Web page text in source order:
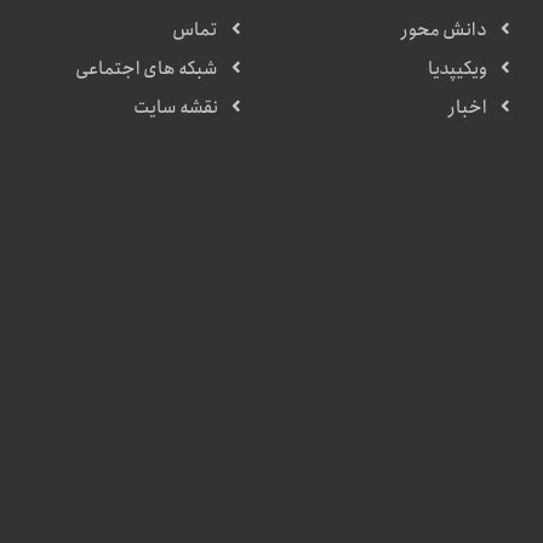
دانش محور
ویکیپدیا
اخبار
تماس
شبکه های اجتماعی
نقشه سایت